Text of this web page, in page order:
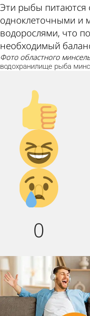
Эти рыбы питаются
одноклеточными и
водорослями, что
необходимый
фото областного
водохранилище рыба
Палец
вверх!
0
Дикий
смех!
0
Грусть :(
0